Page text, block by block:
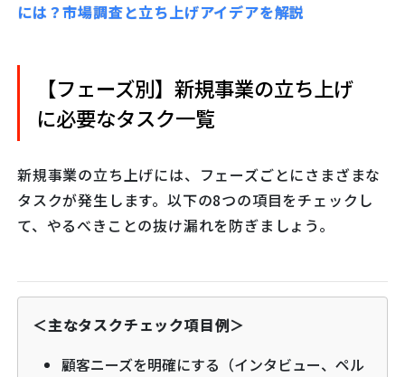
には？市場調査と立ち上げアイデアを解説
【フェーズ別】新規事業の立ち上げ
に必要なタスク一覧
新規事業の立ち上げには、フェーズごとにさまざまな
タスクが発生します。以下の8つの項目をチェックし
て、やるべきことの抜け漏れを防ぎましょう。
＜主なタスクチェック項目例＞
顧客ニーズを明確にする（インタビュー、ペル